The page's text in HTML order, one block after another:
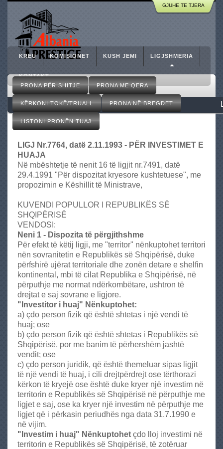
main
content
GJUHE TE TJERA
g
e
n
s
i
I
m
o
b
i
l
a
r
e
R
e
a
E
s
a
e
T
r
a
n
e
A
b
a
n
a
P
KREU KOMISIONET KUSH JEMI LIGJSHMERIA
KONTAKT
M
a
i
n
m
e
PRONA PËR SHITJE PRONA ME QERA
KËRKONI TOKË/TRUALL PRONA NË BREGDET
LISTONI PRONËN TUAJ
LIGJ Nr.7764, datë 2.11.1993 - PËR INVESTIMET E
HUAJA
Në mbështetje të nenit 16 të ligjit nr.7491, datë
29.4.1991 "Për dispozitat kryesore kushtetuese", me
propozimin e Këshillit të Ministrave,
KUVENDI POPULLOR I REPUBLIKËS SË
SHQIPËRISË
VENDOSI:
Neni 1 - Dispozita të përgjithshme
Për efekt të këtij ligji, me "territor" nënkuptohet territori
nën sovranitetin e Republikës së Shqipërisë, duke
përfshirë ujërat territoriale dhe zonën detare e shelfin
kontinental, mbi të cilat Republika e Shqipërisë, në
përputhje me normat ndërkombëtare, ushtron të
drejtat e saj sovrane e ligjore.
"Investitor i huaj" Nënkuptohet:
a) çdo person fizik që është shtetas i një vendi të
huaj; ose
b) çdo person fizik që është shtetas i Republikës së
Shqipërisë, por me banim të përhershëm jashtë
vendit; ose
c) çdo person juridik, që është themeluar sipas ligjit
të një vendi të huaj, i cili drejtpërdrejt ose tërthorazi
kërkon të kryejë ose është duke kryer një investim në
territorin e Republikës së Shqipërisë në përputhje me
ligjet e saj, ose ka kryer një investim në përputhje me
ligjet që i përkasin periudhës nga data 31.7.1990 e
në vijim.
"Investim i huaj" Nënkuptohet çdo lloj investimi në
territorin e Republikës së Shqipërisë, të zotëruar